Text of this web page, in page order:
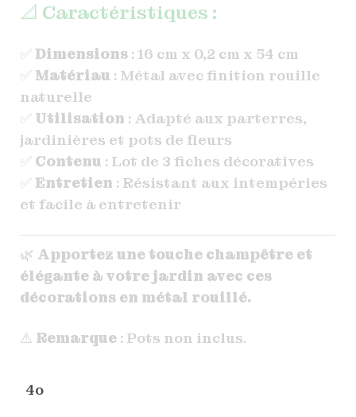
📐 Caractéristiques :
✅ Dimensions: 16 cm x 0,2 cm x 54 cm
✅ Matériau : Métal avec finition rouille
naturelle
✅ Utilisation : Adapté aux parterres,
jardinières et pots de fleurs
✅ Contenu : Lot de 3 fiches décoratives
✅ Entretien : Résistant aux intempéries
et facile à entretenir
🌿 Apportez une touche champêtre et
élégante à votre jardin avec ces
décorations en métal rouillé.
⚠ Remarque: Pots non inclus.
4o